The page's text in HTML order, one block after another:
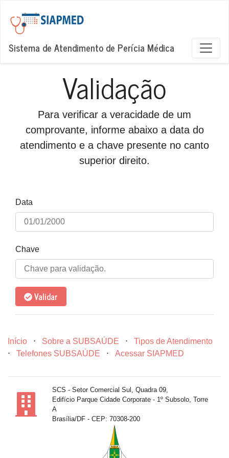
Sistema de Atendimento de Perícia Médica
Validação
Para verificar a veracidade de um
comprovante, informe abaixo a data do
atendimento e a chave presente no canto
superior direito.
Data
Chave
Validar
Início ⋅ Sobre a SUBSAÚDE ⋅
Tipos de Atendimento
⋅
Telefones SUBSAÚDE ⋅ Acessar SIAPMED
SCS - Setor Comercial Sul, Quadra 09,
Edifício Parque Cidade Corporate - 1º Subsolo, Torre
A
Brasília/DF - CEP: 70308-200